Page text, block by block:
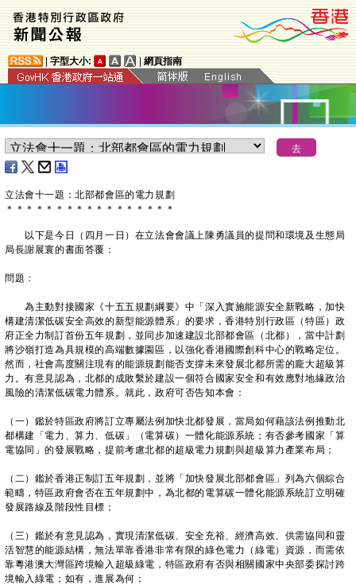
字型大小: 網頁指南
立法會十一題：北部都會區的電力規劃
＊ ＊ ＊ ＊ ＊ ＊ ＊ ＊ ＊ ＊ ＊ ＊ ＊ ＊ ＊ ＊ ＊
以下是今日（四月一日）在立法會會議上陳勇議員的提問和環境及生態局
局長謝展寰的書面答覆：
問題：
為主動對接國家《十五五規劃綱要》中「深入實施能源安全新戰略，加快
構建清潔低碳安全高效的新型能源體系」的要求，香港特別行政區（特區）政
府正全力制訂首份五年規劃，並同步加速建設北部都會區（北都），當中計劃
將沙嶺打造為具規模的高端數據園區，以強化香港國際創科中心的戰略定位。
然而，社會高度關注現有的能源規劃能否支撐未來發展北都所需的龐大超級算
力。有意見認為，北都的成敗繫於建設一個符合國家安全和有效應對地緣政治
風險的清潔低碳電力體系。就此，政府可否告知本會：
（一）鑑於特區政府將訂立專屬法例加快北都發展，當局如何藉該法例推動北
都構建「電力、算力、低碳」（電算碳）一體化能源系統；有否參考國家「算
電協同」的發展戰略，提前考慮北都的超級電力規劃與超級算力產業布局；
（二）鑑於香港正制訂五年規劃，並將「加快發展北部都會區」列為六個綜合
範疇，特區政府會否在五年規劃中，為北都的電算碳一體化能源系統訂立明確
發展路線及階段性目標；
（三）鑑於有意見認為，實現清潔低碳、安全充裕、經濟高效、供需協同和靈
活智慧的能源結構，無法單靠香港非常有限的綠色電力（綠電）資源，而需依
靠粵港澳大灣區跨境輸入超級綠電，特區政府有否與相關國家中央部委探討跨
境輸入綠電；如有，進展為何；